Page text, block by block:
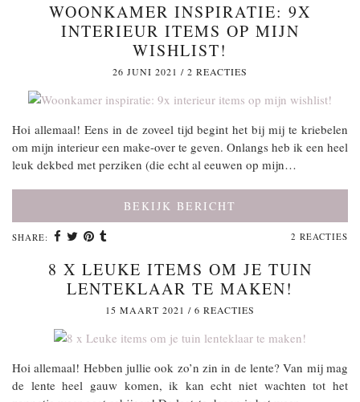
WOONKAMER INSPIRATIE: 9X
INTERIEUR ITEMS OP MIJN
WISHLIST!
26 JUNI 2021 / 2 REACTIES
Hoi allemaal! Eens in de zoveel tijd begint het bij mij te kriebelen
om mijn interieur een make-over te geven. Onlangs heb ik een heel
leuk dekbed met perziken (die echt al eeuwen op mijn…
BEKIJK BERICHT
SHARE: 2 REACTIES
8 X LEUKE ITEMS OM JE TUIN
LENTEKLAAR TE MAKEN!
15 MAART 2021 / 6 REACTIES
Hoi allemaal! Hebben jullie ook zo’n zin in de lente? Van mij mag
de lente heel gauw komen, ik kan echt niet wachten tot het